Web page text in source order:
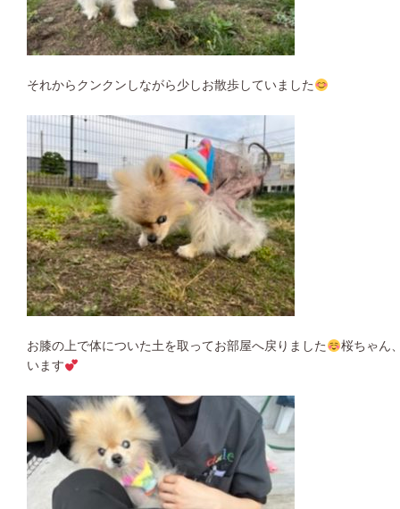
それからクンクンしながら少しお散歩していました
お膝の上で体についた土を取ってお部屋へ戻りました
桜ちゃん
います